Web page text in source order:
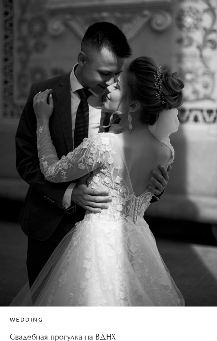
WEDDING
Свадебная прогулка на ВДНХ